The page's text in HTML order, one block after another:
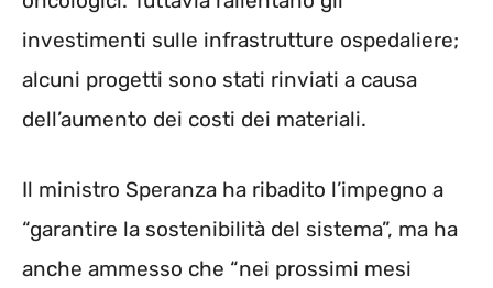
investimenti sulle infrastrutture ospedaliere;
alcuni progetti sono stati rinviati a causa
dell’aumento dei costi dei materiali.
Il ministro Speranza ha ribadito l’impegno a
“garantire la sostenibilità del sistema”, ma ha
anche ammesso che “nei prossimi mesi